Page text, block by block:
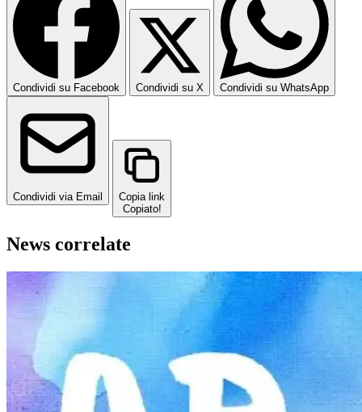
Condividi su Facebook Condividi su X Condividi su WhatsApp
Condividi via Email
Copia link
Copiato!
News correlate